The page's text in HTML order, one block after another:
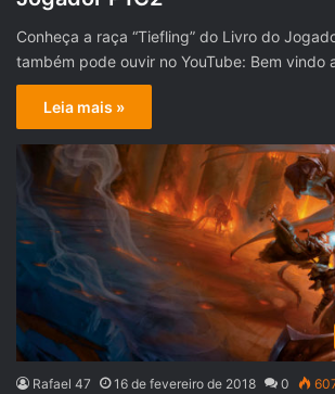
Conheça a raça “Tiefling” do Livro do
também pode ouvir no YouTube: Bem vindo
Leia mais »
Rafael 47 16 de fevereiro de 2018 0